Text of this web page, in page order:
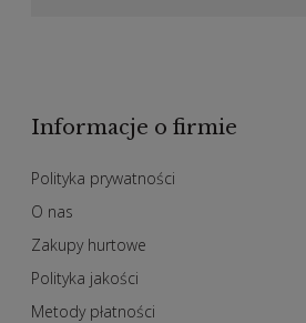
Informacje o firmie
Polityka prywatności
O nas
Zakupy hurtowe
Polityka jakości
Metody płatności